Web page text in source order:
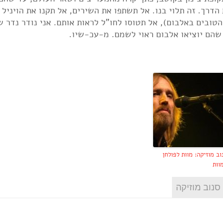
זה תלוי בנו. אל תשתפו את השירים, אל תקנו את הויניל
באלבום), אל תטוסו לחו"ל לראות אותם. אני נודר נדר
יוציאו אלבום ראוי לשמם. מ-עכ-שיו.
מוזיקה: מוות לפולחן
סנוב מוזיקה